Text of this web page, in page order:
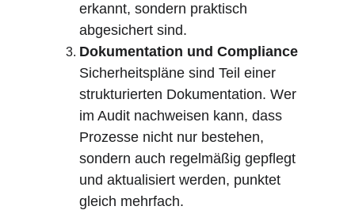
erkannt, sondern praktisch
abgesichert sind.
Dokumentation und Compliance
Sicherheitspläne sind Teil einer
strukturierten Dokumentation. Wer
im Audit nachweisen kann, dass
Prozesse nicht nur bestehen,
sondern auch regelmäßig gepflegt
und aktualisiert werden, punktet
gleich mehrfach.